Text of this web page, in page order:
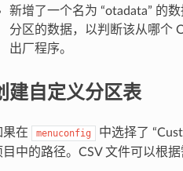
新增了一个名为 “otadata” 的
分区的数据，以判断该从哪个
出厂程序。
建自定义分区表
果在 menuconfig
中选择了
目中的路径。CSV 文件可以根